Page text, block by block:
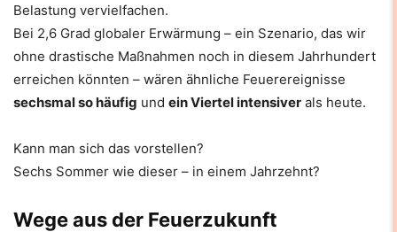
Belastung vervielfachen.
Bei 2,6 Grad globaler Erwärmung – ein Szenario, das wir
ohne drastische Maßnahmen noch in diesem Jahrhundert
erreichen könnten – wären ähnliche Feuerereignisse
sechsmal so häufig und ein Viertel intensiver als heute.
Kann man sich das vorstellen?
Sechs Sommer wie dieser – in einem Jahrzehnt?
Wege aus der Feuerzukunft